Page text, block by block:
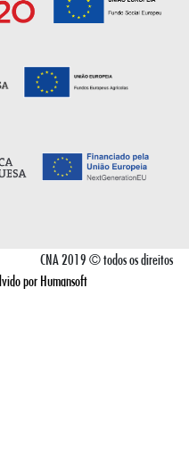
CNA 2019 © todos os direitos
por Humansoft